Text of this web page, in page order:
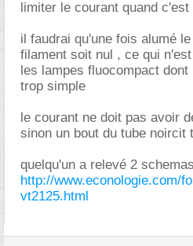
limiter le courant quand c'est
il faudrai qu'une fois alumé
filament soit nul , ce qui
les lampes fluocompact
trop simple
le courant ne doit pas avoir
sinon un bout du tube noircit
quelqu'un a relevé 2
http://www.econologie.com/
vt2125.html